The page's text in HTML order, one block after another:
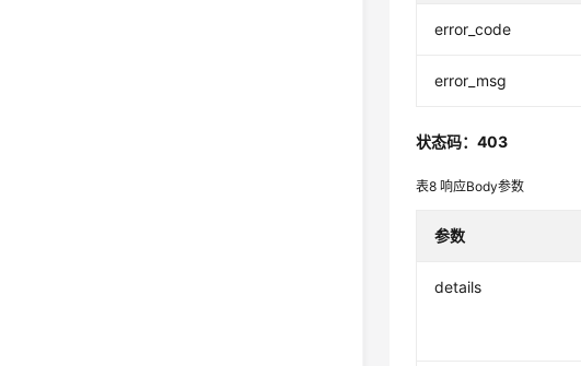
error_code
error_msg
状态码：403
表8响应Body参数
参数
details